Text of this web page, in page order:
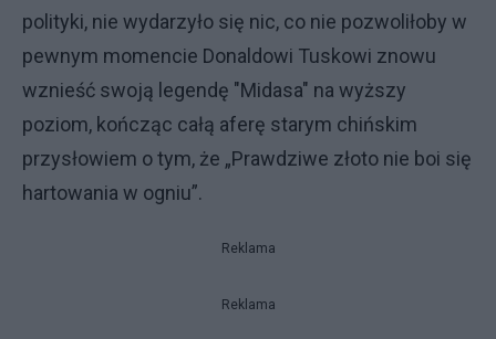
polityki, nie wydarzyło się nic, co nie pozwoliłoby w
pewnym momencie Donaldowi Tuskowi znowu
wznieść swoją legendę "Midasa" na wyższy
poziom, kończąc całą aferę starym chińskim
przysłowiem o tym, że „Prawdziwe złoto nie boi się
hartowania w ogniu”.
Reklama
Reklama